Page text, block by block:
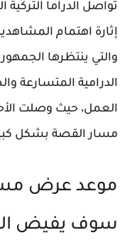
تواصل الدراما
والتي ينتظرها
الدرامية المتسارعة
العمل، حيث وصلت
مسار القصة بشكل
موعد عرض
سوف يفيض